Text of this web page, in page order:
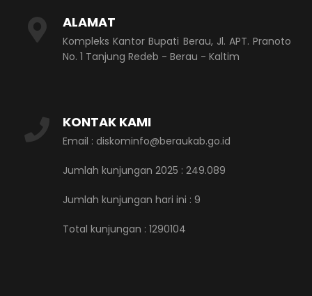
ALAMAT
Kompleks Kantor Bupati Berau, Jl. APT. Pranoto
No. 1 Tanjung Redeb - Berau - Kaltim
KONTAK KAMI
Email : diskominfo@beraukab.go.id
Jumlah kunjungan 2025 : 249.089
Jumlah kunjungan hari ini : 9
Total kunjungan : 1290104